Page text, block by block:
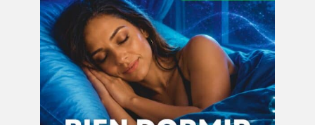
Rejoignez la discussion
Commenter